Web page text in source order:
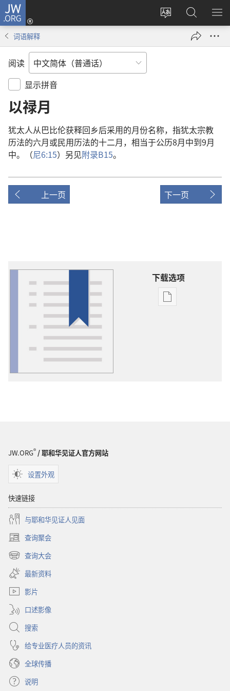
JW.ORG
更
登
录
（打
搜
索
JW.ORG
显
词语解释
阅读
显示拼音
以禄月
犹太人从巴比伦获释回乡后采用的月份名称， 指犹太宗教
历法的六月或民用历法的十二月， 相当于公历8月中到9月
中。（尼6:15） 另见附录B15。
上一页 下一页
下载选项
出
JW.ORG®/ 耶和华见证人官方网站
设置外观
快速链接
与耶和华见证人见面
查询聚会
（打
开
新
窗
口）
查询大会
（打
开
新
窗
最新资料
影片
口述影像
搜索
给专业医疗人员的资讯
全球传播
说明